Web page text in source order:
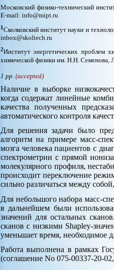
Московский физико-технический
E-mail: info@mipt.ru
1Сколковский институт науки и
inbox@skoltech.ru
2Институт энергетических проблем
химической физики им. Н.Н. Семенова,
1 pp. (accepted)
Наличие в выборке
когда содержат линейные
качества полученных
автоматического контроля
Для решения задачи было
алгоритм на примере масс-
мозга человека пациентов с
спектрометрии с прямой
молекулярного профиля,
происходит переключение
сильно различаться между
Для небольшого набора масс-
в дальнейшем были
значений для остальных
сканов с низкими Shapley-
уменьшает время, необходимое
Работа выполнена в рамках
(соглашение No 075-00337-20-